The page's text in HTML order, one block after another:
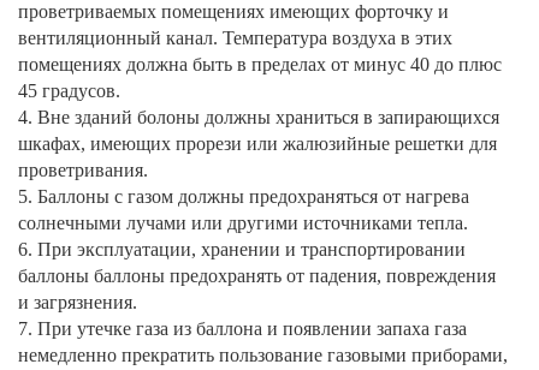
проветриваемых помещениях имеющих форточку и
вентиляционный канал. Температура воздуха в этих
помещениях должна быть в пределах от минус 40 до плюс
45 градусов.
4. Вне зданий болоны должны храниться в запирающихся
шкафах, имеющих прорези или жалюзийные решетки для
проветривания.
5. Баллоны с газом должны предохраняться от нагрева
солнечными лучами или другими источниками тепла.
6. При эксплуатации, хранении и транспортировании
баллоны баллоны предохранять от падения, повреждения
и загрязнения.
7. При утечке газа из баллона и появлении запаха газа
немедленно прекратить пользование газовыми приборами,